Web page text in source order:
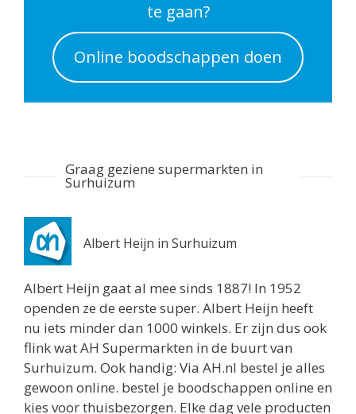
Albert Heijn Utrecht
Nachtegaalstraat 55
Utrecht 3581AD
0.7 km
Stationshal 8
0.8 km
Routebeschrijving
Twijnstraat 8
Utrecht 3511ZK
0.8 km
Routebeschrijving
Jumbo Utrecht
te gaan?
Online boodschappen doen
Graag geziene supermarkten in
Surhuizum
Albert Heijn in Surhuizum
Albert Heijn gaat al mee sinds 1887! In 1952
openden ze de eerste super. Albert Heijn heeft
nu iets minder dan 1000 winkels. Er zijn dus ook
flink wat AH Supermarkten in de buurt van
Surhuizum. Ook handig: Via AH.nl bestel je alles
gewoon online. bestel je boodschappen online en
kies voor thuisbezorgen. Elke dag vele producten